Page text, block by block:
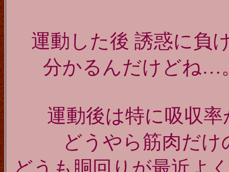
運動した後 誘惑に
分かるんだけどね…
運動後は特に吸収
どうやら筋肉だ